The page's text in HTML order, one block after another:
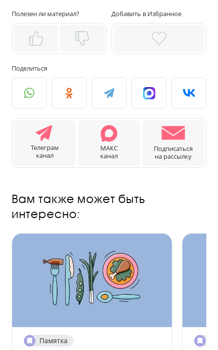
Полезен ли материал? Добавить в Избранное
Поделиться
Телеграм
канал
МАКС
канал
Подписаться
на рассылку
Вам также может быть
интересно:
Памятка